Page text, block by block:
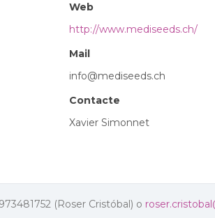
Web
http://www.mediseeds.ch/
Mail
info@mediseeds.ch
Contacte
Xavier Simonnet
(Roser Cristóbal) o